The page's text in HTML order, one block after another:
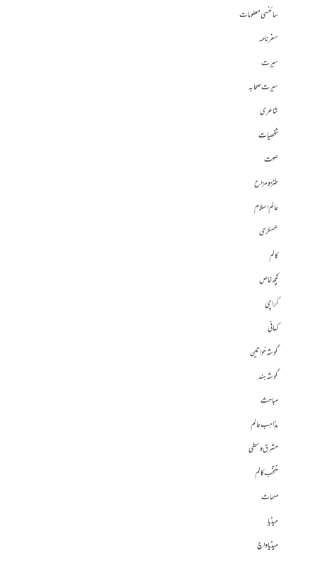
سائنسی معلومات
سفرنامہ
سیرت
سیرت صحابہ
شاعری
شخصیات
صحت
طنز و مزاح
عالم اسلام
عسکری
کالم
کچھ خاص
کراچی
کہانی
گوشہ خواتین
گوشہ ہند
مباحث
مذاہب عالم
مشرق وسطی
منتخب کالم
مہمات
میڈیا
میڈیا واچ